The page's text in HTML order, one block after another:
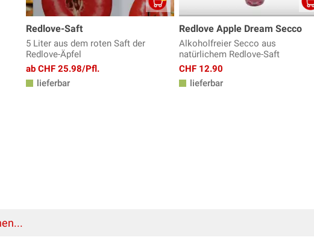
Redlove-Saft
5 Liter aus dem roten Saft der
Redlove-Äpfel
ab CHF 25.98/Pfl.
lieferbar
Redlove Apple Dream Secco
Alkoholfreier Secco aus
natürlichem Redlove-Saft
CHF 12.90
lieferbar